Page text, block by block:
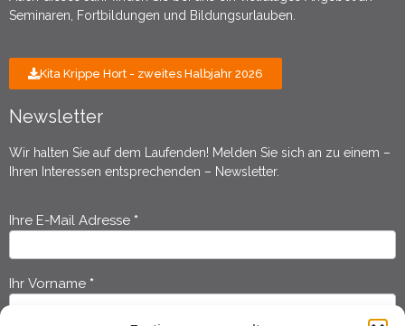
Seminaren, Fortbildungen und Bildungsurlauben.
Kita Krippe Hort - zweites Halbjahr 2026
Newsletter
Wir halten Sie auf dem Laufenden! Melden Sie sich an zu einem –
Ihren Interessen entsprechenden – Newsletter.
Newsletter
Anmeldung
Ihre E-Mail Adresse *
Ihr Vorname *